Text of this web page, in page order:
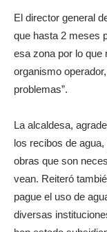
El director general
que hasta 2 meses
esa zona por lo que
organismo
problemas”.
La alcaldesa,
los recibos de
obras que son
vean. Reiteró
pague el uso de
diversas